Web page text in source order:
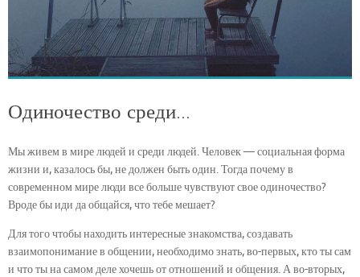
Одиночество среди…
Мы живем в мире людей и среди людей. Человек — социальная форма
жизни и, казалось бы, не должен быть один. Тогда почему в
современном мире люди все больше чувствуют свое одиночество?
Вроде бы иди да общайся, что тебе мешает?
Для того чтобы находить интересные знакомства, создавать
взаимопонимание в общении, необходимо знать, во-первых, кто ты сам
и что ты на самом деле хочешь от отношений и общения. А во-вторых,